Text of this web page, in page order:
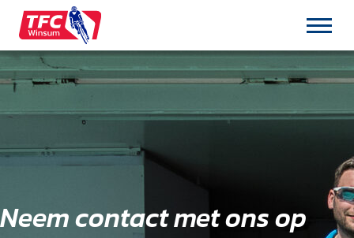
Over de TFC
De Club
Toercommissie
Neem contact met ons op